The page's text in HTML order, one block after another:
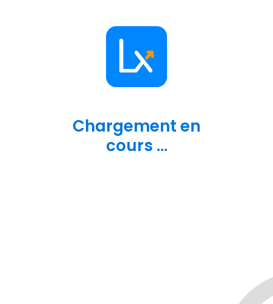
Chargement en
cours ...